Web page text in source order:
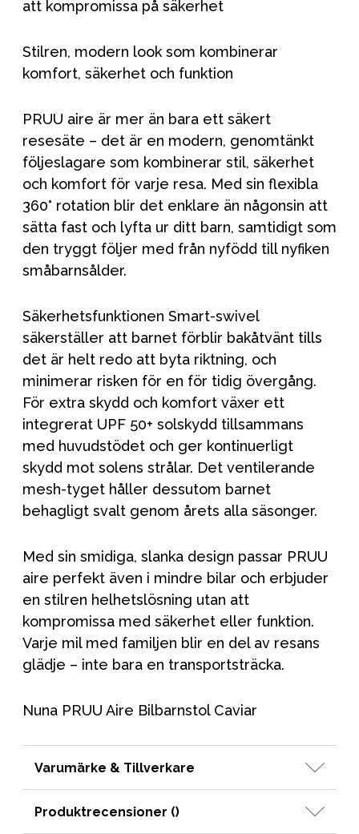
att kompromissa på säkerhet
Stilren, modern look som kombinerar
komfort, säkerhet och funktion
PRUU aire är mer än bara ett säkert
resesäte – det är en modern, genomtänkt
följeslagare som kombinerar stil, säkerhet
och komfort för varje resa. Med sin flexibla
360° rotation blir det enklare än någonsin att
sätta fast och lyfta ur ditt barn, samtidigt som
den tryggt följer med från nyfödd till nyfiken
småbarnsålder.
Säkerhetsfunktionen Smart-swivel
säkerställer att barnet förblir bakåtvänt tills
det är helt redo att byta riktning, och
minimerar risken för en för tidig övergång.
För extra skydd och komfort växer ett
integrerat UPF 50+ solskydd tillsammans
med huvudstödet och ger kontinuerligt
skydd mot solens strålar. Det ventilerande
mesh-tyget håller dessutom barnet
behagligt svalt genom årets alla säsonger.
Med sin smidiga, slanka design passar PRUU
aire perfekt även i mindre bilar och erbjuder
en stilren helhetslösning utan att
kompromissa med säkerhet eller funktion.
Varje mil med familjen blir en del av resans
glädje – inte bara en transportsträcka.
Nuna PRUU Aire Bilbarnstol Caviar
Varumärke & Tillverkare
Produktrecensioner ()